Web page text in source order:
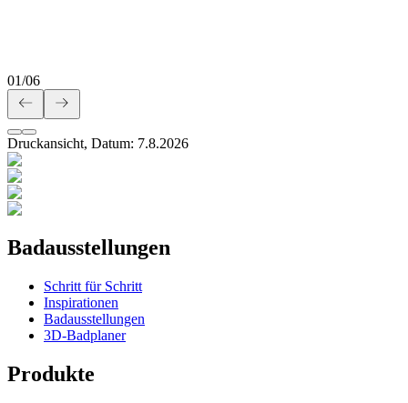
01/06
Druckansicht, Datum: 7.8.2026
Badausstellungen
Schritt für Schritt
Inspirationen
Badausstellungen
3D-Badplaner
Produkte